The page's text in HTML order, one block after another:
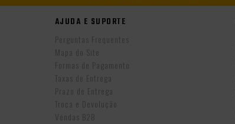
AJUDA E SUPORTE
Perguntas Frequentes
Mapa do Site
Formas de Pagamento
Taxas de Entrega
Prazo de Entrega
Troca e Devolução
Vendas B2B